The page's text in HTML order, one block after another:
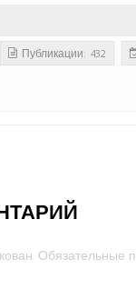
Публикации: 432
Обязательные